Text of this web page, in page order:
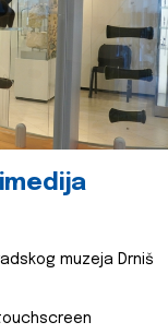
muzeja Drniš